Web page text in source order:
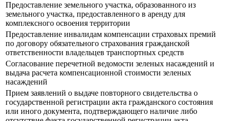
Предоставление земельного участка, образованного из
земельного участка, предоставленного в аренду для
комплексного освоения территории
Предоставление инвалидам компенсации страховых премий
по договору обязательного страхования гражданской
ответственности владельцев транспортных средств
Согласование перечетной ведомости зеленых насаждений и
выдача расчета компенсационной стоимости зеленых
насаждений
Прием заявлений о выдаче повторного свидетельства о
государственной регистрации акта гражданского состояния
или иного документа, подтверждающего наличие либо